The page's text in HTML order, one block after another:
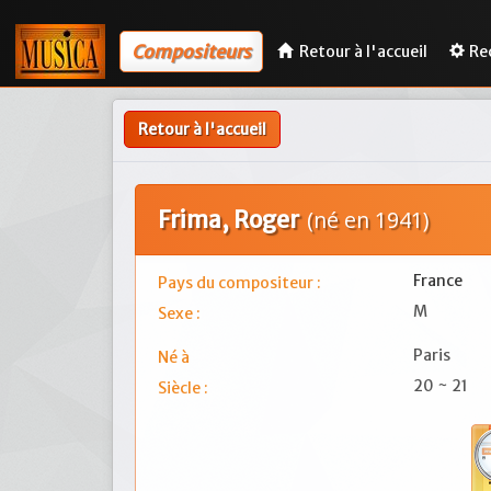
Compositeurs Retour à l'accueil
Retour à l'accueil
Frima, Roger(né en 1941)
Pays du compositeur :
France
Sexe :
M
Né à
Paris
Siècle :
20 ~ 21